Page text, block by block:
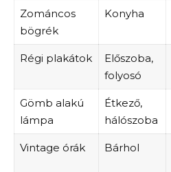
Zománcos
bögrék
Konyha
Régi plakátok
Előszoba,
folyosó
Gömb alakú
lámpa
Étkező,
hálószoba
Vintage órák Bárhol